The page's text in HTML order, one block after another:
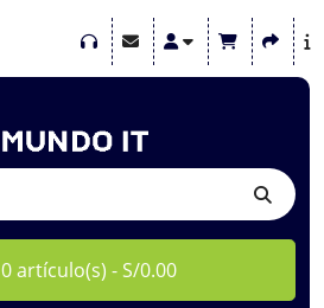
0 artículo(s) - S/0.00